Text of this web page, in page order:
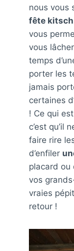
nous vous
fête kitsch
vous
vous
temps
porter les
jamais
certaines
! Ce qui
c’est qu’il
faire rire
d’enfiler
placard ou
vos
vraies
retour !